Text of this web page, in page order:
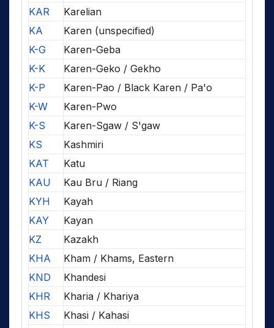
KAR
Karelian
KA
Karen (unspecified)
K-G
Karen-Geba
K-K
Karen-Geko / Gekho
K-P
Karen-Pao / Black Karen / Pa'o
K-W
Karen-Pwo
K-S
Karen-Sgaw / S'gaw
KS
Kashmiri
KAT
Katu
KAU
Kau Bru / Riang
KYH
Kayah
KAY
Kayan
KZ
Kazakh
KHA
Kham / Khams, Eastern
KND
Khandesi
KHR
Kharia / Khariya
KHS
Khasi / Kahasi